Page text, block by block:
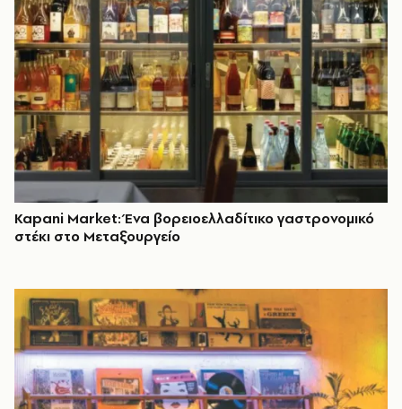
Kapani Market: Ένα βορειοελλαδίτικο γαστρονομικό
στέκι στο Μεταξουργείο